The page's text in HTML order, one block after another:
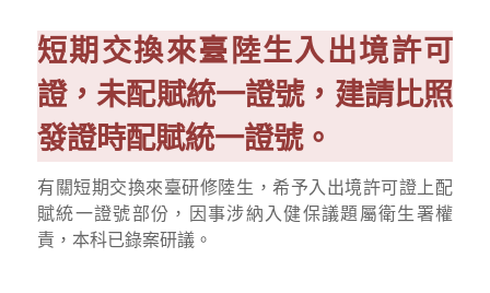
短期交換來臺陸生入出境許可
證，未配賦統一證號，建請比照
發證時配賦統一證號。
有關短期交換來臺研修陸生，希予入出境許可證上配
賦統一證號部份，因事涉納入健保議題屬衛生署權
責，本科已錄案研議。